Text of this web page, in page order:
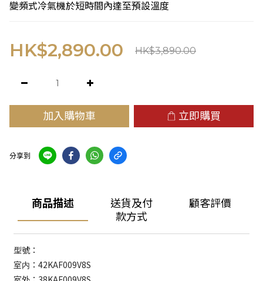
變頻式冷氣機於短時間內達至預設溫度
HK$2,890.00 HK$3,890.00
加入購物車 立即購買
分享到
商品描述
送貨及付
款方式
顧客評價
型號：
室内：42KAF009V8S